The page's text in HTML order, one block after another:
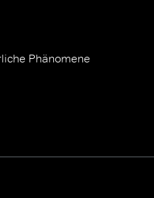
Phänomene